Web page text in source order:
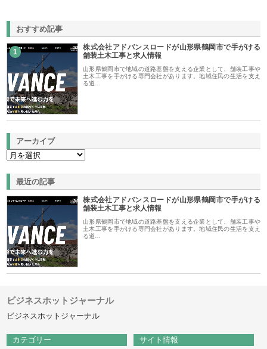
おすすめ記事
1
株式会社アドバンスロードが山形県鶴岡市で手がける
舗装土木工事と求人情報
山形県鶴岡市で地域の道路基盤を支える企業として、舗装工事や
土木工事を手がける専門会社があります。地域住民の生活を支え
る道…
アーカイブ
最近の記事
株式会社アドバンスロードが山形県鶴岡市で手がける
舗装土木工事と求人情報
山形県鶴岡市で地域の道路基盤を支える企業として、舗装工事や
土木工事を手がける専門会社があります。地域住民の生活を支え
る道…
ビジネスホットジャーナル
ビジネスホットジャーナル
カテゴリー サイト情報